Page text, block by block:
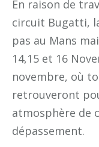
En raison de
circuit Bugatti,
pas au Mans
14,15 et 16
novembre, où
retrouveront
atmosphère de
dépassement.